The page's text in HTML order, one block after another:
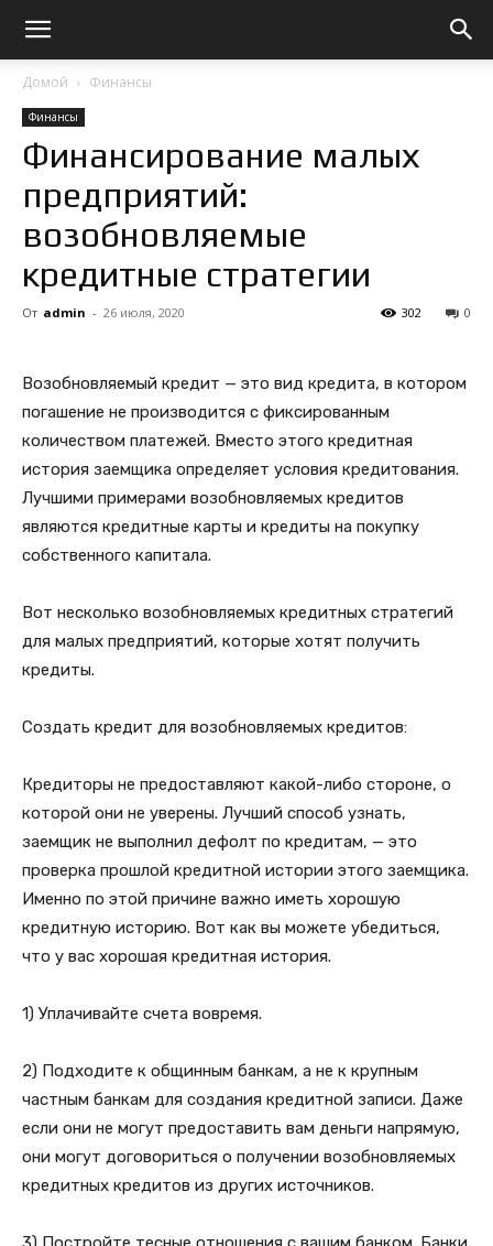
Домой Финансы
Финансы
Финансирование малых
предприятий:
возобновляемые
кредитные стратегии
От admin - 26 июля, 2020 0
302
Возобновляемый кредит — это вид кредита, в котором
погашение не производится с фиксированным
количеством платежей. Вместо этого кредитная
история заемщика определяет условия кредитования.
Лучшими примерами возобновляемых кредитов
являются кредитные карты и кредиты на покупку
собственного капитала.
Вот несколько возобновляемых кредитных стратегий
для малых предприятий, которые хотят получить
кредиты.
Создать кредит для возобновляемых кредитов:
Кредиторы не предоставляют какой-либо стороне, о
которой они не уверены. Лучший способ узнать,
заемщик не выполнил дефолт по кредитам, — это
проверка прошлой кредитной истории этого заемщика.
Именно по этой причине важно иметь хорошую
кредитную историю. Вот как вы можете убедиться,
что у вас хорошая кредитная история.
1) Уплачивайте счета вовремя.
2) Подходите к общинным банкам, а не к крупным
частным банкам для создания кредитной записи. Даже
если они не могут предоставить вам деньги напрямую,
они могут договориться о получении возобновляемых
кредитных кредитов из других источников.